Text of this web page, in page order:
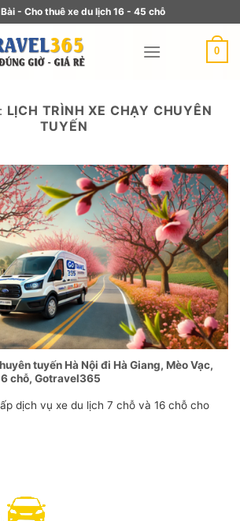
- Cho thuê xe du lịch 16 - 45 chỗ
0
LỊCH TRÌNH XE CHẠY CHUYÊN
TUYẾN
tuyến Hà Nội đi Hà Giang, Mèo Vạc,
chỗ, Gotravel365
dịch vụ xe du lịch 7 chỗ và 16 chỗ cho